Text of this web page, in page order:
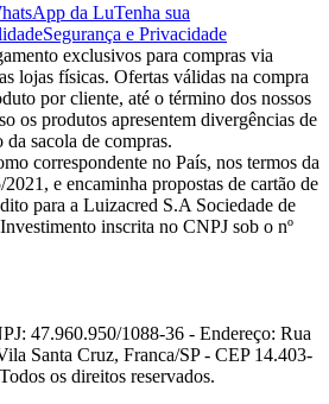
da LuTenha sua
Segurança e Privacidade
exclusivos para compras via
lojas físicas. Ofertas válidas na compra
por cliente, até o término dos nossos
os produtos apresentem divergências de
sacola de compras.
correspondente no País, nos termos da
e encaminha propostas de cartão de
para a Luizacred S.A Sociedade de
inscrita no CNPJ sob o nº
47.960.950/1088-36 - Endereço: Rua
Santa Cruz, Franca/SP - CEP 14.403-
os direitos reservados.